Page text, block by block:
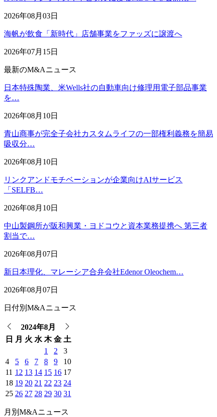
2026年08月03日
海帆が飲食「新時代」店舗事業をファッズに譲渡へ
2026年07月15日
最新のM&Aニュース
日本特殊陶業、米Wells社の自動車向け修理用電子部品事業
を…
2026年08月10日
青山商事が完全子会社カスタムライフの一部権利義務を簡易
吸収分…
2026年08月10日
リンクアンドモチベーションが企業向けAIサービス
「SELFB…
2026年08月10日
中山製鋼所が阪和興業・ヨドコウと資本業務提携へ 第三者
割当で…
2026年08月07日
新日本理化、マレーシア合弁会社Edenor Oleochem…
2026年08月07日
日付別M&Aニュース
2024年8月
日
月 火 水 木 金 土
1
2
3
4
5 6 7 8 9
10
11 12 13 14 15 16 17
18 19 20 21 22 23 24
25 26 27 28 29 30 31
月別M&Aニュース